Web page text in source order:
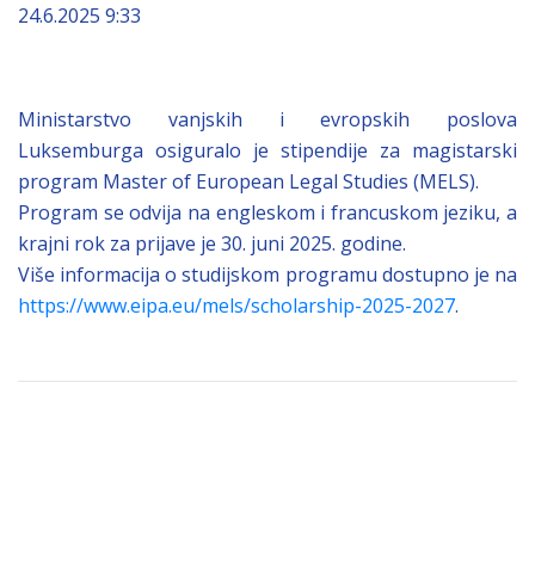
24.6.2025 9:33
Ministarstvo vanjskih i evropskih poslova
Luksemburga osiguralo je stipendije za magistarski
program Master of European Legal Studies (MELS).
Program se odvija na engleskom i francuskom jeziku, a
krajni rok za prijave je 30. juni 2025. godine.
Više informacija o studijskom programu dostupno je na
https://www.eipa.eu/mels/scholarship-2025-2027.